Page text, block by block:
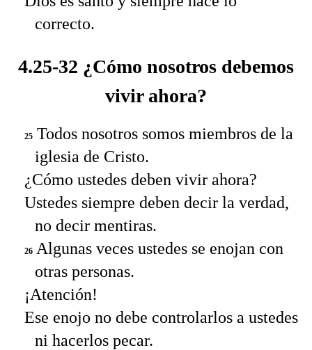
correcto.
4.25-32 ¿Cómo nosotros debemos
vivir ahora?
25 Todos nosotros somos miembros de la
iglesia de Cristo.
¿Cómo ustedes deben vivir ahora?
Ustedes siempre deben decir la verdad,
no decir mentiras.
26 Algunas veces ustedes se enojan con
otras personas.
¡Atención!
Ese enojo no debe controlarlos a ustedes
ni hacerlos pecar.